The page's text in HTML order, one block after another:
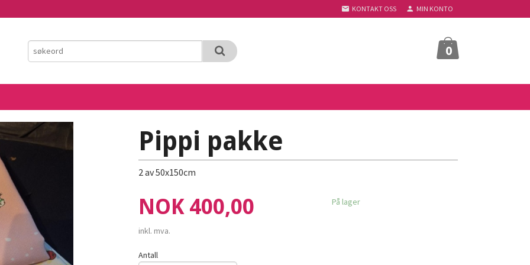
KONTAKT OSS MIN KONTO
0
Pippi pakke
2 av 50x150cm
Pris
NOK 400,00
inkl. mva.
På lager
Antall